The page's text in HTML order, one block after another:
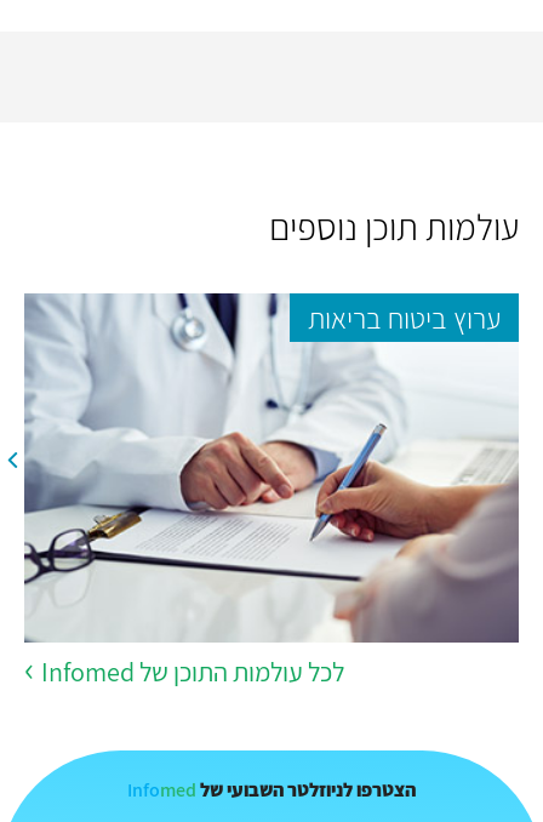
עולמות תוכן נוספים
ערוץ ביטוח בריאות
לכל עולמות התוכן של Infomed
הצטרפו לניוזלטר השבועי של Infomed